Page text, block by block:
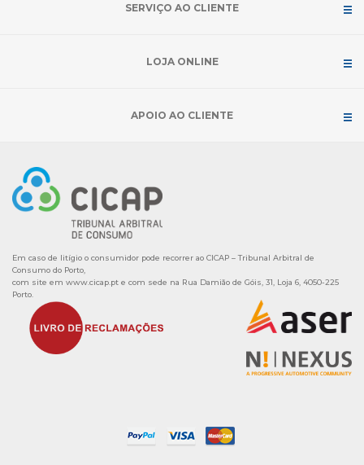
SERVIÇO AO CLIENTE
LOJA ONLINE
APOIO AO CLIENTE
Em caso de litígio o consumidor pode recorrer ao CICAP – Tribunal Arbitral de
Consumo do Porto,
com site em www.cicap.pt e com sede na Rua Damião de Góis, 31, Loja 6, 4050-225
Porto.